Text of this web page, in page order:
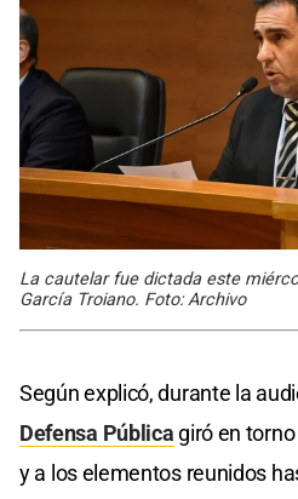
La cautelar fue dictada este
García Troiano. Foto: Archivo
Según explicó, durante la
Defensa Pública giró en
y a los elementos reunidos